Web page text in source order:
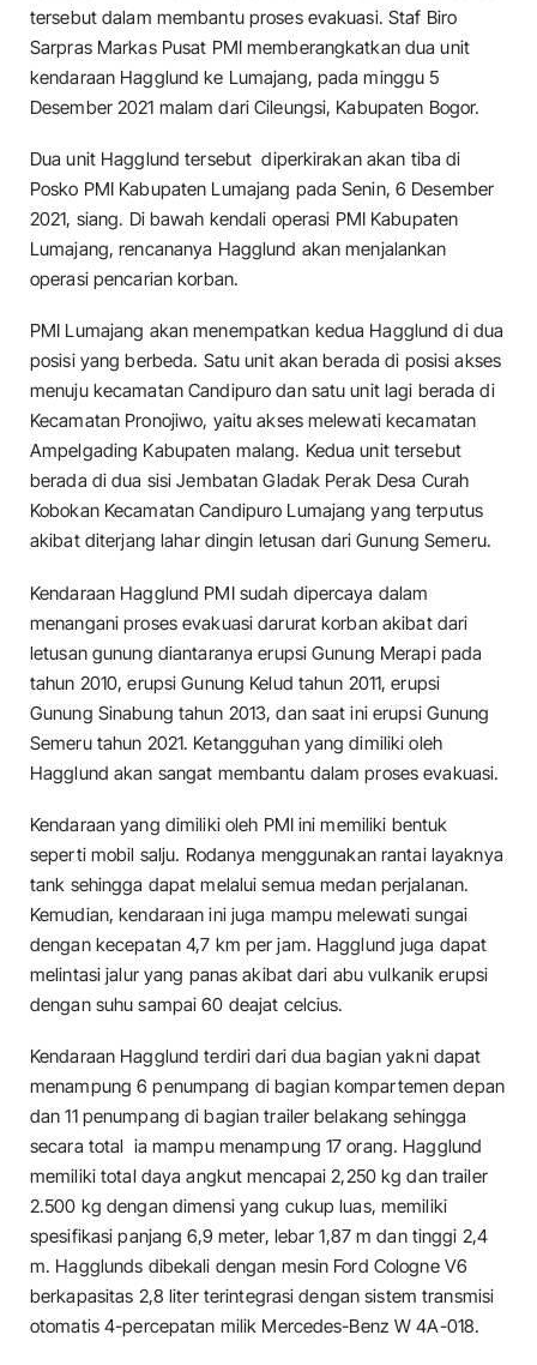
tersebut dalam membantu proses evakuasi. Staf Biro
Sarpras Markas Pusat PMI memberangkatkan dua unit
kendaraan Hagglund ke Lumajang, pada minggu 5
Desember 2021 malam dari Cileungsi, Kabupaten Bogor.
Dua unit Hagglund tersebut diperkirakan akan tiba di
Posko PMI Kabupaten Lumajang pada Senin, 6 Desember
2021, siang. Di bawah kendali operasi PMI Kabupaten
Lumajang, rencananya Hagglund akan menjalankan
operasi pencarian korban.
PMI Lumajang akan menempatkan kedua Hagglund di dua
posisi yang berbeda. Satu unit akan berada di posisi akses
menuju kecamatan Candipuro dan satu unit lagi berada di
Kecamatan Pronojiwo, yaitu akses melewati kecamatan
Ampelgading Kabupaten malang. Kedua unit tersebut
berada di dua sisi Jembatan Gladak Perak Desa Curah
Kobokan Kecamatan Candipuro Lumajang yang terputus
akibat diterjang lahar dingin letusan dari Gunung Semeru.
Kendaraan Hagglund PMI sudah dipercaya dalam
menangani proses evakuasi darurat korban akibat dari
letusan gunung diantaranya erupsi Gunung Merapi pada
tahun 2010, erupsi Gunung Kelud tahun 2011, erupsi
Gunung Sinabung tahun 2013, dan saat ini erupsi Gunung
Semeru tahun 2021. Ketangguhan yang dimiliki oleh
Hagglund akan sangat membantu dalam proses evakuasi.
Kendaraan yang dimiliki oleh PMI ini memiliki bentuk
seperti mobil salju. Rodanya menggunakan rantai layaknya
tank sehingga dapat melalui semua medan perjalanan.
Kemudian, kendaraan ini juga mampu melewati sungai
dengan kecepatan 4,7 km per jam. Hagglund juga dapat
melintasi jalur yang panas akibat dari abu vulkanik erupsi
dengan suhu sampai 60 deajat celcius.
Kendaraan Hagglund terdiri dari dua bagian yakni dapat
menampung 6 penumpang di bagian kompartemen depan
dan 11 penumpang di bagian trailer belakang sehingga
secara total ia mampu menampung 17 orang. Hagglund
memiliki total daya angkut mencapai 2,250 kg dan trailer
2.500 kg dengan dimensi yang cukup luas, memiliki
spesifikasi panjang 6,9 meter, lebar 1,87 m dan tinggi 2,4
m. Hagglunds dibekali dengan mesin Ford Cologne V6
berkapasitas 2,8 liter terintegrasi dengan sistem transmisi
otomatis 4-percepatan milik Mercedes-Benz W 4A-018.